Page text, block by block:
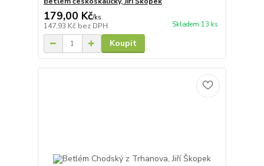
179,00 Kč/ks
147,93 Kč bez DPH Skladem 13 ks
Koupit